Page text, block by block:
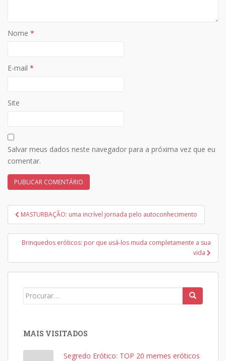
Nome *
E-mail *
Site
Salvar meus dados neste navegador para a próxima vez que eu
comentar.
Navegação
de
Post
MASTURBAÇÃO: uma incrível jornada pelo autoconhecimento
Brinquedos eróticos: por que usá-los muda completamente a sua
vida
Search
MAIS VISITADOS
Segredo Erótico: TOP 20 memes eróticos